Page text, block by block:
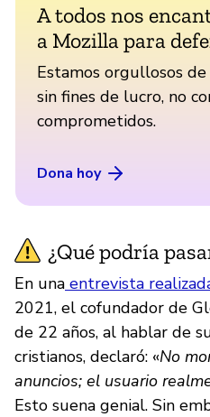
A todos nos
a Mozilla para
Estamos orgullosos
sin fines de lucro, no
comprometidos.
Dona hoy
¿Qué podría
En una entrevista
2021, el cofundador de
de 22 años, al hablar de
cristianos, declaró: «No
anuncios; el usuario
Esto suena genial. Sin